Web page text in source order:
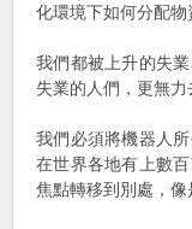
化環境下如何分配物
我們都被上升的失
失業的人們，更無力
我們必須將機器人
在世界各地有上數
焦點轉移到別處，像